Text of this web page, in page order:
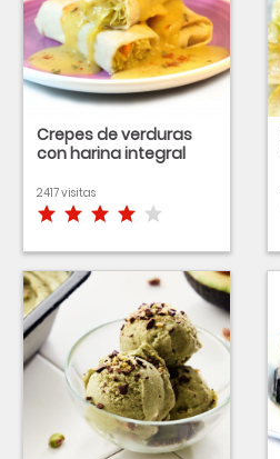
Crepes de verduras
con harina integral
2417 visitas